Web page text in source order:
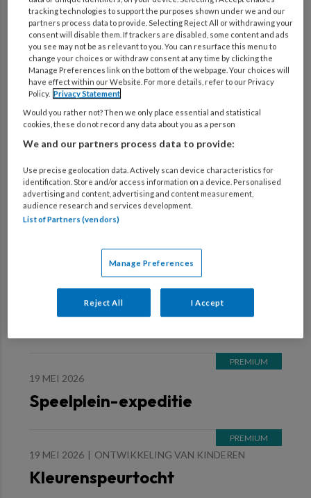
Verfijn zoekresultaten
10 JULI 2026 ONTWIKKELING VAN KINDEREN
Geluid onder het doek
10 JULI 2026 ONTWIKKELING VAN KINDEREN
Pokémon Trainers op avontuur
10 JULI 2026 SAMENWERKEN
Vlaggenroof 2.0
10 JULI 2026 SAMENWERKEN
Natuurkwasten in de aanslag
19 MEI 2026
Speelplein-expeditie
19 MEI 2026 ONTWIKKELING VAN KINDEREN
Kleurenspeurtocht
tracking technologies to support the purposes shown under we and our
partners process data to provide. Selecting Reject All or withdrawing your
consent will disable them. If trackers are disabled, some content and ads
you see may not be as relevant to you. You can resurface this menu to
change your choices or withdraw consent at any time by clicking the
Manage Preferences link on the bottom of the webpage. Your choices will
have effect within our Website. For more details, refer to our Privacy
Policy. Privacy Statement
Would you rather not? Then we only place essential and statistical
cookies, these do not record any data about you as a person
We and our partners process data to provide:
Use precise geolocation data. Actively scan device characteristics for
identification. Store and/or access information on a device. Personalised
advertising and content, advertising and content measurement,
audience research and services development.
List of Partners (vendors)
Manage Preferences
Reject All I Accept